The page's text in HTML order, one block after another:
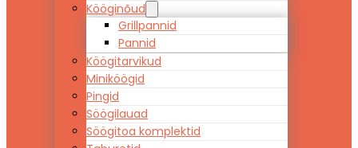
Kööginõud
Grillpannid
Pannid
Köögitarvikud
Miniköögid
Pingid
Söögilauad
Söögitoa komplektid